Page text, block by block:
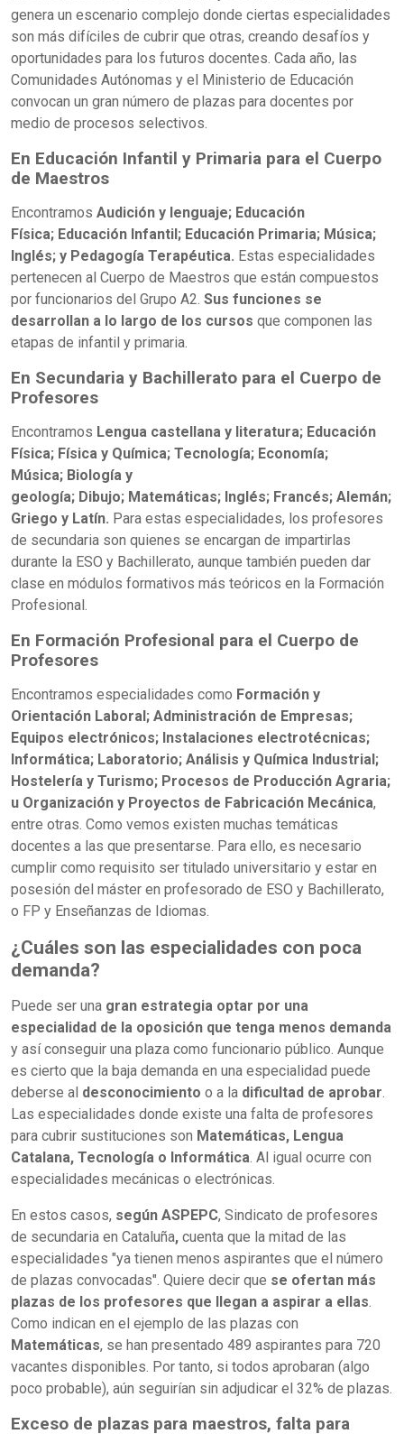
genera un escenario complejo donde ciertas especialidades
son más difíciles de cubrir que otras, creando desafíos y
oportunidades para los futuros docentes. Cada año, las
Comunidades Autónomas y el Ministerio de Educación
convocan un gran número de plazas para docentes por
medio de procesos selectivos.
En Educación Infantil y Primaria para el Cuerpo
de Maestros
Encontramos Audición y lenguaje; Educación
Física; Educación Infantil; Educación Primaria; Música;
Inglés; y Pedagogía Terapéutica. Estas especialidades
pertenecen al Cuerpo de Maestros que están compuestos
por funcionarios del Grupo A2. Sus funciones se
desarrollan a lo largo de los cursos que componen las
etapas de infantil y primaria.
En Secundaria y Bachillerato para el Cuerpo de
Profesores
Encontramos Lengua castellana y literatura; Educación
Física; Física y Química; Tecnología; Economía;
Música; Biología y
geología; Dibujo; Matemáticas; Inglés; Francés; Alemán;
Griego y Latín. Para estas especialidades, los profesores
de secundaria son quienes se encargan de impartirlas
durante la ESO y Bachillerato, aunque también pueden dar
clase en módulos formativos más teóricos en la Formación
Profesional.
En Formación Profesional para el Cuerpo de
Profesores
Encontramos especialidades como Formación y
Orientación Laboral; Administración de Empresas;
Equipos electrónicos; Instalaciones electrotécnicas;
Informática; Laboratorio; Análisis y Química Industrial;
Hostelería y Turismo; Procesos de Producción Agraria;
u Organización y Proyectos de Fabricación Mecánica,
entre otras. Como vemos existen muchas temáticas
docentes a las que presentarse. Para ello, es necesario
cumplir como requisito ser titulado universitario y estar en
posesión del máster en profesorado de ESO y Bachillerato,
o FP y Enseñanzas de Idiomas.
¿Cuáles son las especialidades con poca
demanda?
Puede ser una gran estrategia optar por una
especialidad de la oposición que tenga menos demanda
y así conseguir una plaza como funcionario público. Aunque
es cierto que la baja demanda en una especialidad puede
deberse al desconocimiento o a la dificultad de aprobar.
Las especialidades donde existe una falta de profesores
para cubrir sustituciones son Matemáticas, Lengua
Catalana, Tecnología o Informática. Al igual ocurre con
especialidades mecánicas o electrónicas.
En estos casos, según ASPEPC, Sindicato de profesores
de secundaria en Cataluña, cuenta que la mitad de las
especialidades "ya tienen menos aspirantes que el número
de plazas convocadas". Quiere decir que se ofertan más
plazas de los profesores que llegan a aspirar a ellas.
Como indican en el ejemplo de las plazas con
Matemáticas, se han presentado 489 aspirantes para 720
vacantes disponibles. Por tanto, si todos aprobaran (algo
poco probable), aún seguirían sin adjudicar el 32% de plazas.
Exceso de plazas para maestros, falta para